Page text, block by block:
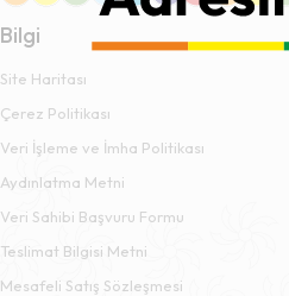
Bilgi
Site Haritası
Çerez Politikası
Veri İşleme ve İmha Politikası
Aydınlatma Metni
Veri Sahibi Başvuru Formu
Teslimat Bilgisi Metni
Mesafeli Satış Sözleşmesi